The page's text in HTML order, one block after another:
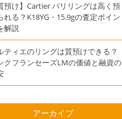
預け】Cartier パリリングは高く預
れる？K18YG・15.9gの査定ポイン
解説
ティエのリングは質預けできる？
クフランセーズLMの価値と融資の
アーカイブ